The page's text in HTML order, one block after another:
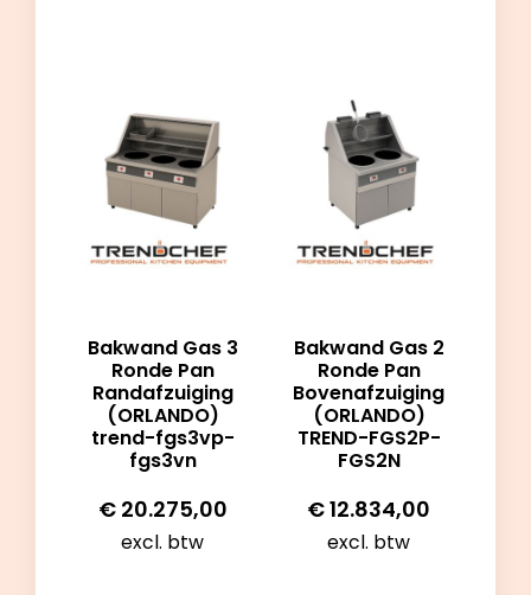
Bakwand Gas 3
Ronde Pan
Randafzuiging
(ORLANDO)
trend-fgs3vp-
fgs3vn
€20.275,00
excl. btw
Bakwand Gas 2
Ronde Pan
Bovenafzuiging
(ORLANDO)
TREND-FGS2P-
FGS2N
€12.834,00
excl. btw